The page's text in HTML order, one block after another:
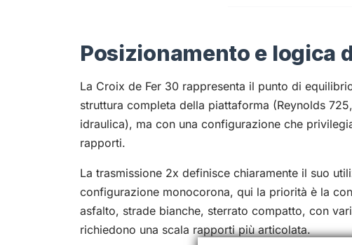
Posizionamento e logica
La Croix de Fer 30 rappresenta il punto di
struttura completa della piattaforma (Reynolds
idraulica), ma con una configurazione che
rapporti.
La trasmissione 2x definisce chiaramente il suo
configurazione monocorona, qui la priorità è la
asfalto, strade bianche, sterrato compatto, con
richiedono una scala rapporti più articolata.